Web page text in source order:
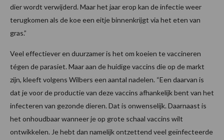
dier wordt verwijderd. Maar het jaar erop kan de infectie weer
terugkomen als de koe een eitje binnenkrijgt via het eten van
gras.”
Veel effectiever en duurzamer is het om koeien te vaccineren
tégen de parasiet. Maar aan de huidige vaccins die op de markt
zijn, kleeft volgens Wilbers een aantal nadelen. “Een daarvan is
dat je voor de productie van deze vaccins afhankelijk bent van het
infecteren van gezonde dieren. Dat is onwenselijk. Daarnaast is
het onhoudbaar wanneer je op grote schaal vaccins wilt
ontwikkelen. Je hebt dan namelijk ontzettend veel geïnfecteerde